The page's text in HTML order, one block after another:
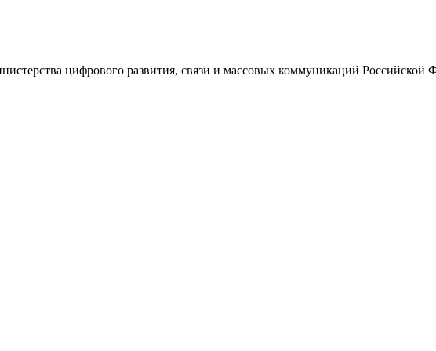
цифрового развития, связи и массовых коммуникаций Российской